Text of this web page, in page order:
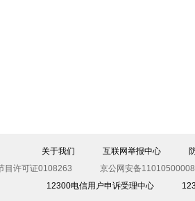
关于我们 互联网举报中心
目许可证0108263
京公网安备
12300电信用户申诉受理中心